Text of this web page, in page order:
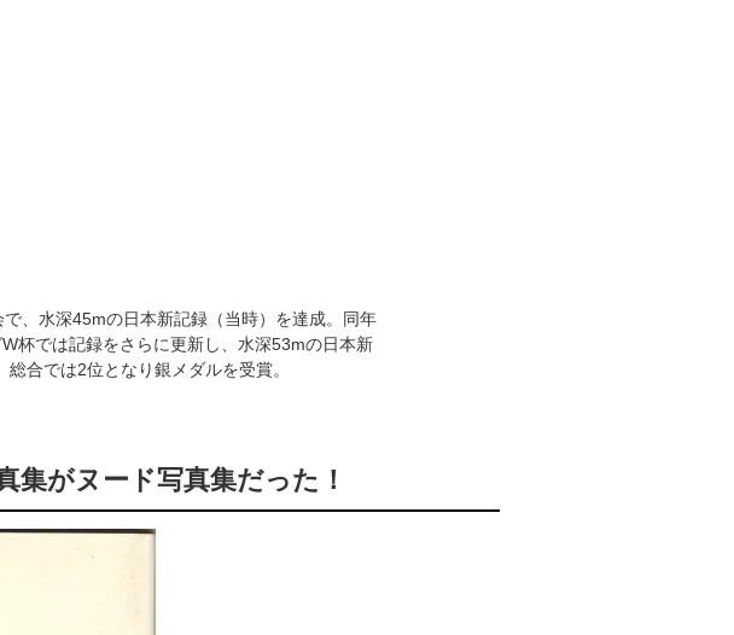
、水深45mの日本新記録（当時）を達成。同年
杯では記録をさらに更新し、水深53mの日本新
合では2位となり銀メダルを受賞。
集がヌード写真集だった！